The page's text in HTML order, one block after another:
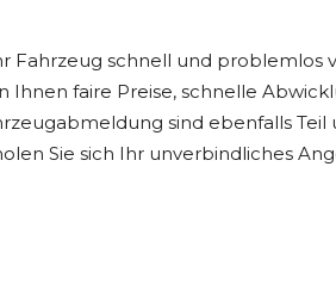
Fahrzeug schnell und problemlos
faire Preise, schnelle
sind ebenfalls Teil
Sie sich Ihr unverbindliches